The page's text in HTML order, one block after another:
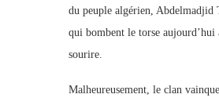
du peuple algérien, Abdelmadjid
qui bombent le torse aujourd’hui
sourire.
Malheureusement, le clan